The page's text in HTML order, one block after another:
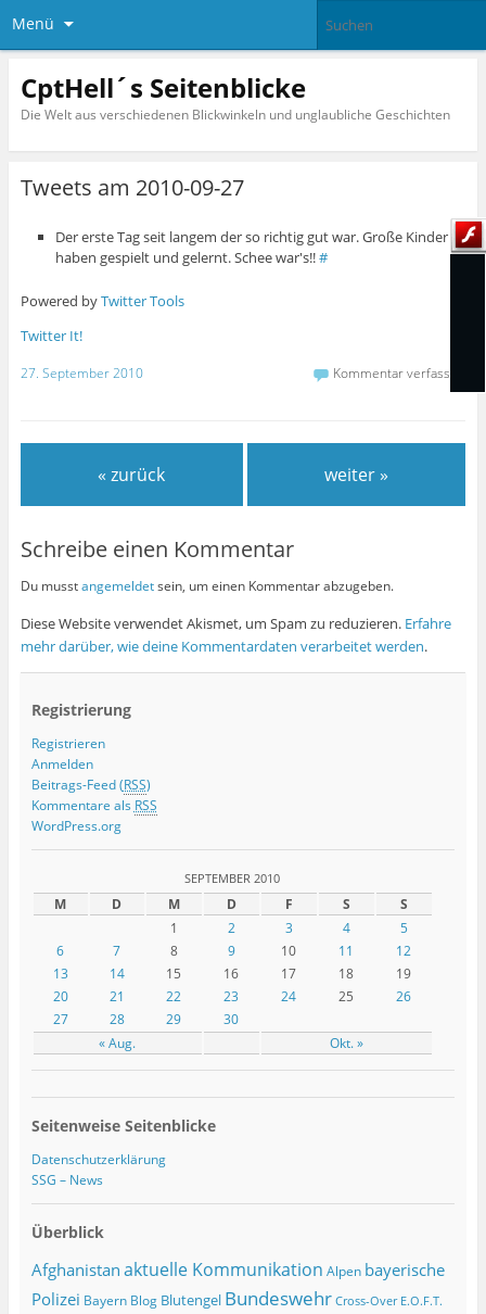
Menü
CptHell´s Seitenblicke
Die Welt aus verschiedenen Blickwinkeln und unglaubliche Geschichten
Tweets am 2010-09-27
Der erste Tag seit langem der so richtig gut war. Große Kinder
haben gespielt und gelernt. Schee war's!!#
Powered byTwitter Tools
Twitter It!
27. September 2010 Kommentar verfassen
« zurück weiter »
Schreibe einen Kommentar
Du musstangemeldetsein, um einen Kommentar abzugeben.
Diese Website verwendet Akismet, um Spam zu reduzieren. Erfahre
mehr darüber, wie deine Kommentardaten verarbeitet werden.
Registrierung
Registrieren
Anmelden
Beitrags-Feed (RSS)
Kommentare als RSS
WordPress.org
SEPTEMBER 2010
M D M D F S S
« Aug. Okt. »
1 2 3 4
5
6
7 8 9 10 11
12
13
14 15 16 17 18
19
20
21 22 23 24 25
26
27
28 29 30
Seitenweise Seitenblicke
Datenschutzerklärung
SSG – News
Überblick
Afghanistanaktuelle Kommunikation Alpen bayerische
Polizei Bayern Blog Blutengel Bundeswehr Cross-Over E.O.F.T.